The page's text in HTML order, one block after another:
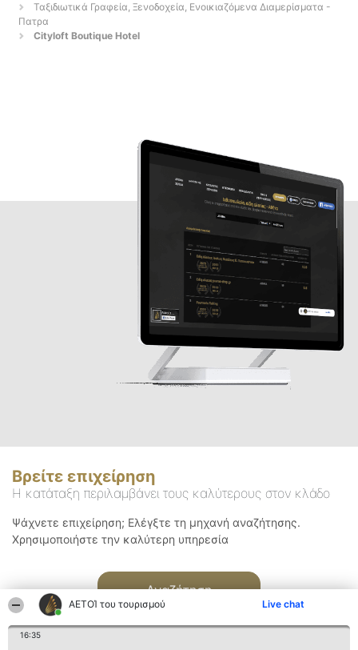
ΑΕΤΟΊ του τουρισμού Live chat
16:35
Ταξιδιωτικά Γραφεία, Ξενοδοχεία, Ενοικιαζόμενα Διαμερίσματα -
Πατρα
Cityloft Boutique Hotel
Βρείτε επιχείρηση
Η κατάταξη περιλαμβάνει τους καλύτερους στον κλάδο
Ψάχνετε επιχείρηση; Ελέγξτε τη μηχανή αναζήτησης.
Χρησιμοποιήστε την καλύτερη υπηρεσία
Αναζήτηση